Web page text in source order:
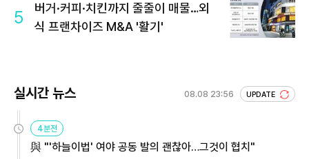
5
버거·커피·치킨까지 줄줄이 매물…외
식 프랜차이즈 M&A '활기'
실시간 뉴스 08.08 23:56 UPDATE
4분전
與 "'하늘이법' 여야 공동 발의 괜찮아…그것이 협치"